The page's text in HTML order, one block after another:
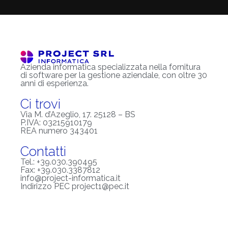
Azienda informatica specializzata nella fornitura
di software per la gestione aziendale, con oltre 30
anni di esperienza.
Ci trovi
Via M. d’Azeglio, 17. 25128 – BS
P.IVA: 03215910179
REA numero 343401
Contatti
Tel.: +39.030.390495
Fax: +39.030.3387812
info@project-informatica.it
Indirizzo PEC project1@pec.it